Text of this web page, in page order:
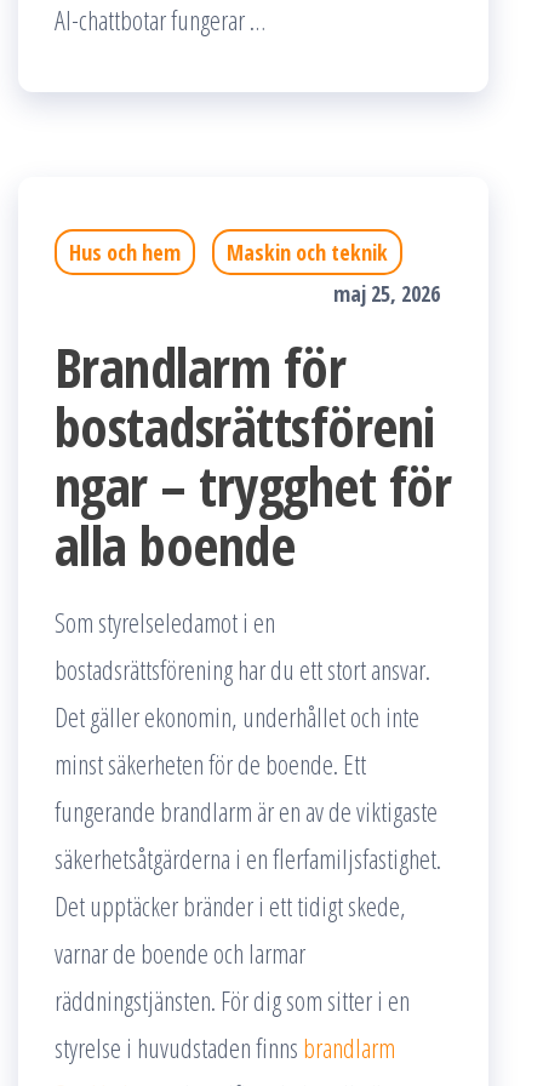
AI-chattbotar fungerar …
Hus och hem
Maskin och teknik
maj 25, 2026
Brandlarm för
bostadsrättsföreni
ngar – trygghet för
alla boende
Som styrelseledamot i en
bostadsrättsförening har du ett stort ansvar.
Det gäller ekonomin, underhållet och inte
minst säkerheten för de boende. Ett
fungerande brandlarm är en av de viktigaste
säkerhetsåtgärderna i en flerfamiljsfastighet.
Det upptäcker bränder i ett tidigt skede,
varnar de boende och larmar
räddningstjänsten. För dig som sitter i en
styrelse i huvudstaden finns brandlarm